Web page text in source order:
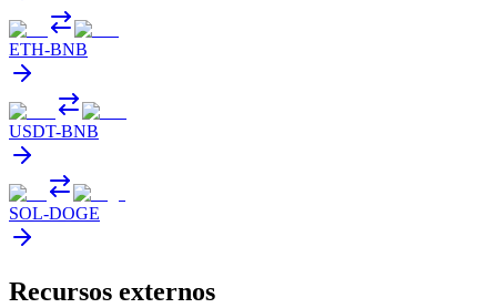
ETH-BNB
USDT-BNB
SOL-DOGE
Recursos externos